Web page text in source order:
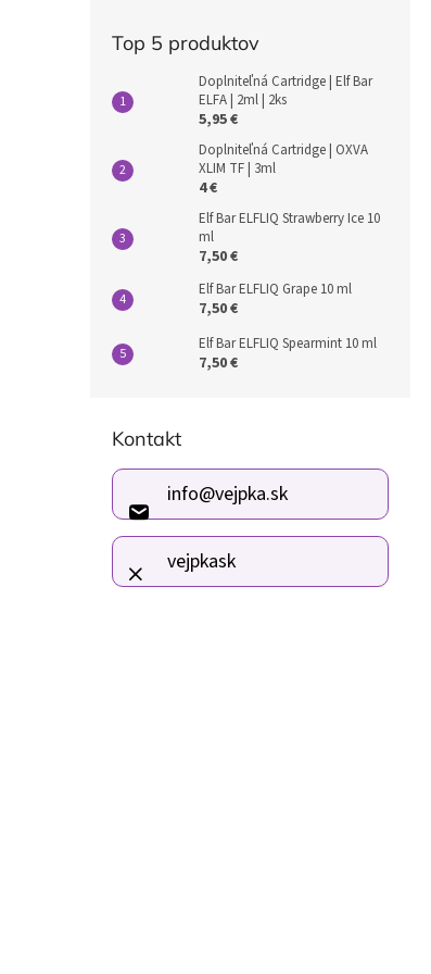
Top 5 produktov
Doplniteľná Cartridge | Elf Bar
ELFA | 2ml | 2ks
5,95 €
Doplniteľná Cartridge | OXVA
XLIM TF | 3ml
4 €
Elf Bar ELFLIQ Strawberry Ice 10
ml
7,50 €
Elf Bar ELFLIQ Grape 10 ml
7,50 €
Elf Bar ELFLIQ Spearmint 10 ml
7,50 €
Kontakt
info@vejpka.sk
vejpkask